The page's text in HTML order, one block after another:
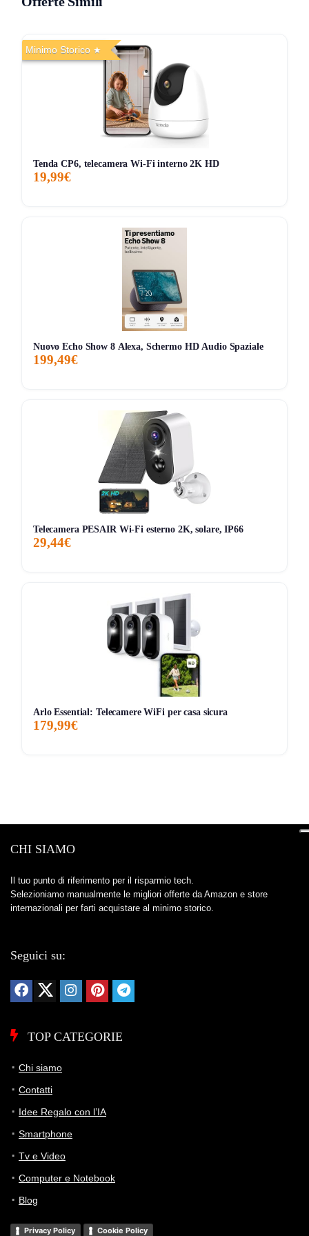
Cosa ne pensa chi l’ha provato
Gli utenti apprezzano molto la facilità d’uso e l’installazione
versatile, che consente di posizionare il sensore sia su un
tavolo che montarlo a parete. La possibilità di collegare il
sensore ad altri dispositivi intelligenti, come umidificatori o
condizionatori, è un ulteriore vantaggio. Tuttavia, alcuni
utenti hanno segnalato che l’app richiede una connessione
internet affidabile per funzionare al meglio. Inoltre, sebbene
utente perplesso. In generale, il dispositivo si rivela un
valido alleato per mantenere il comfort ambientale nella tua
44,45€
ATTUALE
38,01€
MINIMO
44,45€ ↑+16.9%
Minimo Storico
Tenda CP6, telecamera Wi-Fi interno 2K HD
19,99€
Nuovo Echo Show 8 Alexa, Schermo HD Audio Spaziale
199,49€
Telecamera PESAIR Wi-Fi esterno 2K, solare, IP66
29,44€
Arlo Essential: Telecamere WiFi per casa sicura
179,99€
CHI SIAMO
Il tuo punto di riferimento per il risparmio tech.
Selezioniamo manualmente le migliori offerte da Amazon e store
internazionali per farti acquistare al minimo storico.
Seguici su:
TOP CATEGORIE
Chi siamo
Contatti
Idee Regalo con l’IA
Smartphone
Tv e Video
Computer e Notebook
Blog
Privacy Policy Cookie Policy